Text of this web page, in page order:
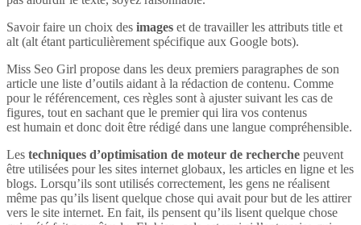
Savoir faire un choix des images et de travailler les attributs title et
alt (alt étant particulièrement spécifique aux Google bots).
Miss Seo Girl propose dans les deux premiers paragraphes de son
article une liste d’outils aidant à la rédaction de contenu. Comme
pour le référencement, ces règles sont à ajuster suivant les cas de
figures, tout en sachant que le premier qui lira vos contenus
est humain et donc doit être rédigé dans une langue compréhensible.
Les techniques d’optimisation de moteur de recherche peuvent
être utilisées pour les sites internet globaux, les articles en ligne et les
blogs. Lorsqu’ils sont utilisés correctement, les gens ne réalisent
même pas qu’ils lisent quelque chose qui avait pour but de les attirer
vers le site internet. En fait, ils pensent qu’ils lisent quelque chose